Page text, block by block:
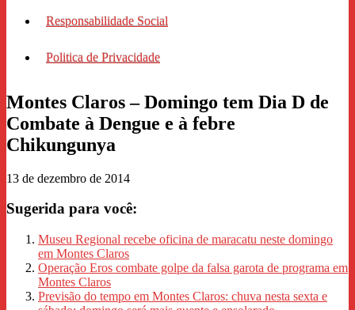
Responsabilidade Social
Politica de Privacidade
Montes Claros – Domingo tem Dia D de
Combate à Dengue e à febre
Chikungunya
13 de dezembro de 2014
Sugerida para você:
Museu Regional recebe oficina de maracatu neste domingo
em Montes Claros
Operação Eros combate golpe da falsa garota de programa em
Montes Claros
Previsão do tempo em Montes Claros: chuva nesta sexta e